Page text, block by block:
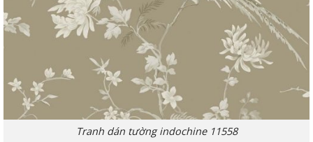
Tranh dán tường indochine 11558